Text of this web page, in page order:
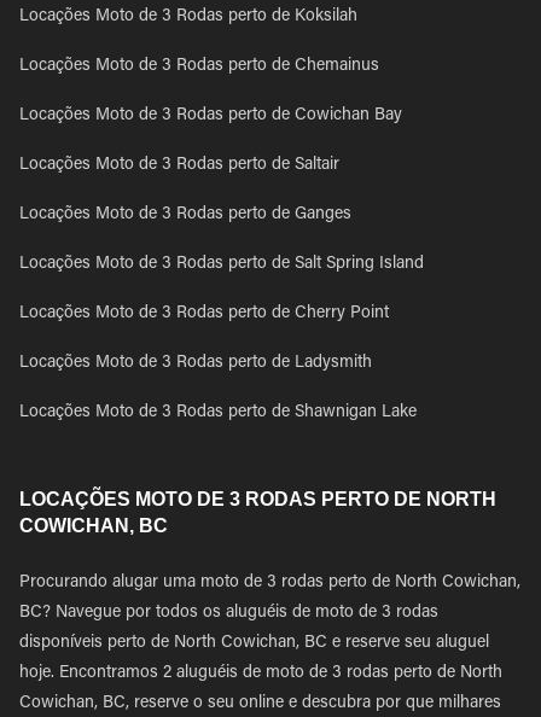
Locações Moto de 3 Rodas perto de Koksilah
Locações Moto de 3 Rodas perto de Chemainus
Locações Moto de 3 Rodas perto de Cowichan Bay
Locações Moto de 3 Rodas perto de Saltair
Locações Moto de 3 Rodas perto de Ganges
Locações Moto de 3 Rodas perto de Salt Spring Island
Locações Moto de 3 Rodas perto de Cherry Point
Locações Moto de 3 Rodas perto de Ladysmith
Locações Moto de 3 Rodas perto de Shawnigan Lake
LOCAÇÕES MOTO DE 3 RODAS PERTO DE NORTH
COWICHAN, BC
Procurando alugar uma moto de 3 rodas perto de North Cowichan,
BC? Navegue por todos os aluguéis de moto de 3 rodas
disponíveis perto de North Cowichan, BC e reserve seu aluguel
hoje. Encontramos 2 aluguéis de moto de 3 rodas perto de North
Cowichan, BC, reserve o seu online e descubra por que milhares